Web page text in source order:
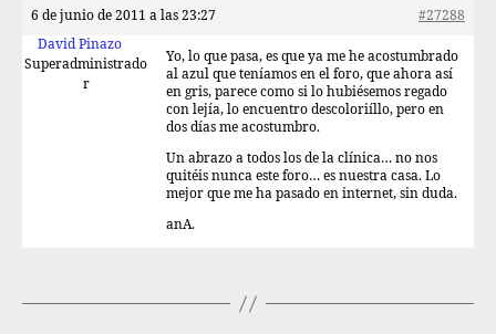
6 de junio de 2011 a las 23:27
#27288
David Pinazo
Superadministrado
r
Yo, lo que pasa, es que ya me he acostumbrado
al azul que teníamos en el foro, que ahora así
en gris, parece como si lo hubiésemos regado
con lejía, lo encuentro descoloriíllo, pero en
dos días me acostumbro.
Un abrazo a todos los de la clínica… no nos
quitéis nunca este foro… es nuestra casa. Lo
mejor que me ha pasado en internet, sin duda.
anA.